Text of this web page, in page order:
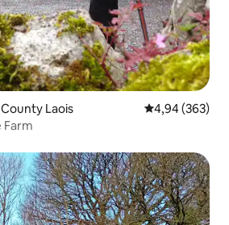
Laois 4,94 ud af 5 i
4,94 (363)
Farm